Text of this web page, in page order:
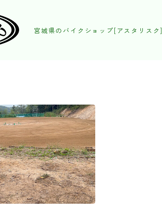
宮城県のバイクショップ[アスタリスク]